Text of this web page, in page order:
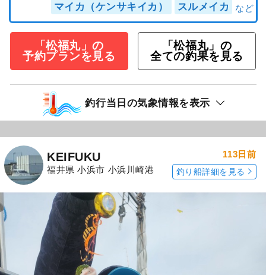
マイカ（ケンサキイカ） スルメイカ
「松福丸」の
予約プランを見る
「松福丸」の
全ての釣果を見る
釣行当日の気象情報を表示
KEIFUKU
福井県 小浜市 小浜川崎港
113日前
釣り船詳細を見る